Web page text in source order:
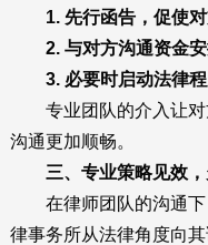
1. 先行函告，促使
2. 与对方沟通资金
3. 必要时启动法律
专业团队的介入让对
沟通更加顺畅。
三、专业策略见效
在律师团队的沟通下
律事务所从法律角度向